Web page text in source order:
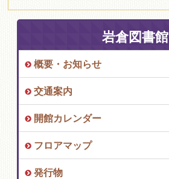
岩倉図書館
概要・お知らせ
交通案内
開館カレンダー
フロアマップ
発行物